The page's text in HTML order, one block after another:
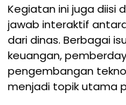
Kegiatan ini juga diisi
jawab interaktif
dari dinas. Berbagai
keuangan,
pengembangan
menjadi topik utama